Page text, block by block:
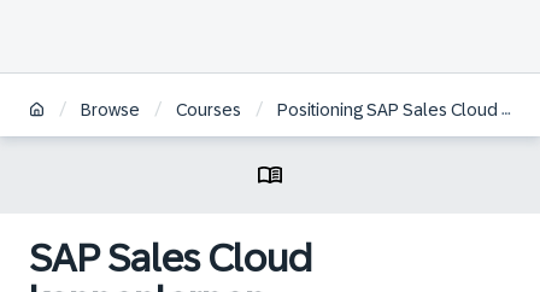
/ Browse / Courses / Positioning SAP Sales Cloud | DE
SAP Sales Cloud